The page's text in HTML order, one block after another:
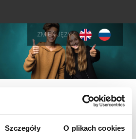
Szczegóły O plikach cookies
ZMIEŃ JĘZYK
- wybór kierunku
Katalog studiów